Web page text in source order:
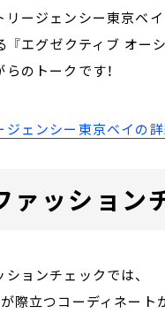
リージェンシー東京ベイ
『エグゼクティブ オー
のトークです！
ジェンシー東京ベイの
ァッション
ョンチェックでは、
際立つコーディネート